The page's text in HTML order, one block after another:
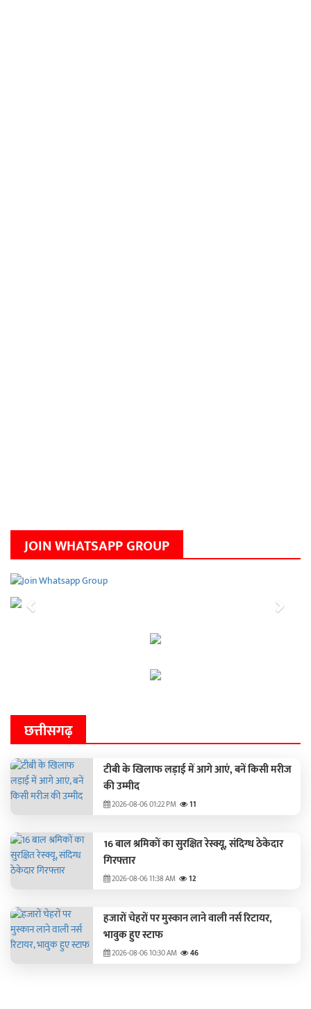
JOIN WHATSAPP GROUP
Previous Next
छत्तीसगढ़
टीबी के खिलाफ लड़ाई में आगे आएं, बनें किसी मरीज
की उम्मीद
2026-08-06 01:22 PM 11
16 बाल श्रमिकों का सुरक्षित रेस्क्यू, संदिग्ध ठेकेदार
गिरफ्तार
2026-08-06 11:38 AM 12
हजारों चेहरों पर मुस्कान लाने वाली नर्स रिटायर,
भावुक हुए स्टाफ
2026-08-06 10:30 AM 46